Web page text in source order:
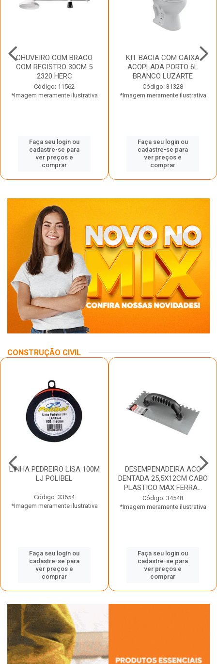
CHUVEIRO COM BRACO
COM REGISTRO 30CM 5
2320 HERC
Código: 11562
*Imagem meramente ilustrativa
Faça seu login ou
cadastre-se para
ver preços e
comprar
KIT BACIA COM CAIXA
ACOPLADA PORTO 6L
BRANCO LUZARTE
Código: 31328
*Imagem meramente ilustrativa
Faça seu login ou
cadastre-se para
ver preços e
comprar
CONSTRUÇÃO CIVIL
LINHA PEDREIRO LISA 100M
LJ POLIBEL
Código: 33654
*Imagem meramente ilustrativa
Faça seu login ou
cadastre-se para
ver preços e
comprar
DESEMPENADEIRA ACO
DENTADA 25,5X12CM CABO
PLASTICO MAX FERRA...
Código: 34548
*Imagem meramente ilustrativa
Faça seu login ou
cadastre-se para
ver preços e
comprar